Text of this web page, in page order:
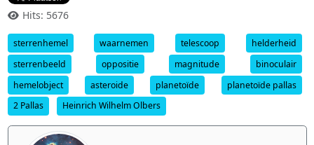
Hits: 5676
sterrenhemel waarnemen telescoop
helderheid
sterrenbeeld
oppositie magnitude
binoculair
hemelobject
asteroide planetoïde
planetoïde pallas
2 Pallas
Heinrich Wilhelm Olbers